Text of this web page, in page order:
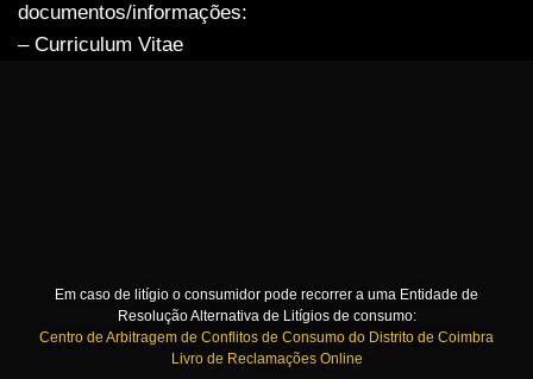
documentos/informações:
– Curriculum Vitae
Em caso de litígio o consumidor pode recorrer a uma Entidade de
Resolução Alternativa de Litígios de consumo:
Centro de Arbitragem de Conflitos de Consumo do Distrito de Coimbra
Livro de Reclamações Online